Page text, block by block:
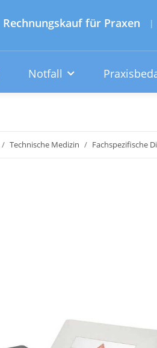
Rechnungskauf für Praxen |
Notfall
Technische Medizin Fachspezifische